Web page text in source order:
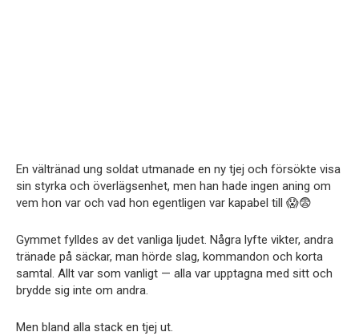
En vältränad ung soldat utmanade en ny tjej och försökte visa
sin styrka och överlägsenhet, men han hade ingen aning om
vem hon var och vad hon egentligen var kapabel till 😱😨
Gymmet fylldes av det vanliga ljudet. Några lyfte vikter, andra
tränade på säckar, man hörde slag, kommandon och korta
samtal. Allt var som vanligt — alla var upptagna med sitt och
brydde sig inte om andra.
Men bland alla stack en tjej ut.